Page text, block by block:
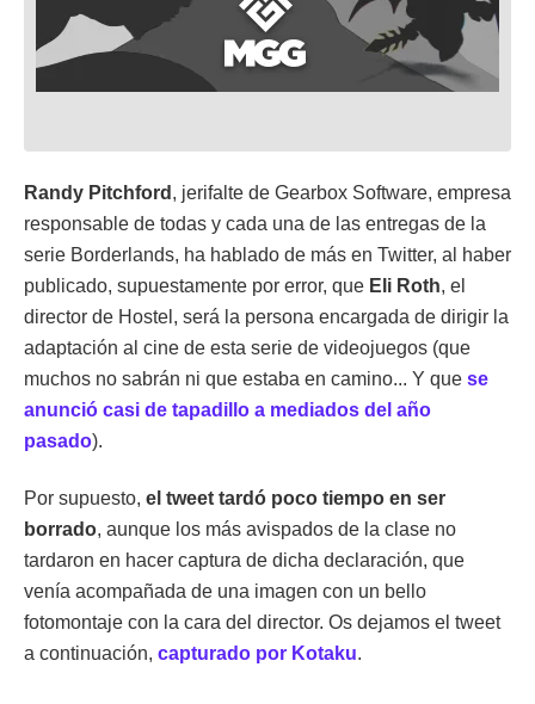
Randy Pitchford , jerifalte de Gearbox Software, empresa
responsable de todas y cada una de las entregas de la
serie Borderlands, ha hablado de más en Twitter, al haber
publicado, supuestamente por error, que Eli Roth, el
director de Hostel, será la persona encargada de dirigir la
adaptación al cine de esta serie de videojuegos (que
muchos no sabrán ni que estaba en camino... Y que se
anunció casi de tapadillo a mediados del año
pasado).
Por supuesto, el tweet tardó poco tiempo en ser
borrado, aunque los más avispados de la clase no
tardaron en hacer captura de dicha declaración, que
venía acompañada de una imagen con un bello
fotomontaje con la cara del director. Os dejamos el tweet
a continuación, capturado por Kotaku.